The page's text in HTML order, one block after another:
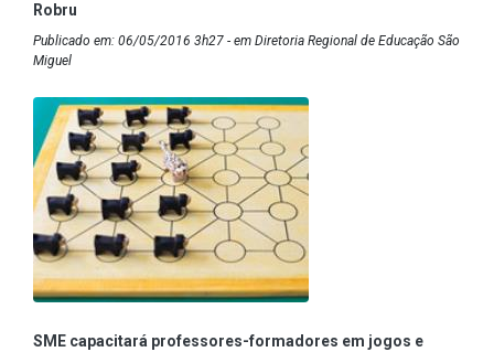
Robru
Publicado em: 06/05/2016 3h27 - em Diretoria Regional de Educação São
Miguel
SME capacitará professores-formadores em jogos e